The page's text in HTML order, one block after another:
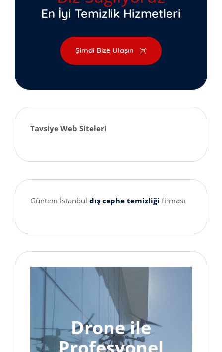
En İyi Temizlik Hizmetleri
Şimdi Bize Ulaşın
Tavsiye Web Siteleri
Güntem İstanbul dış cephe temizliği firması
Drone ile
Profesyonel